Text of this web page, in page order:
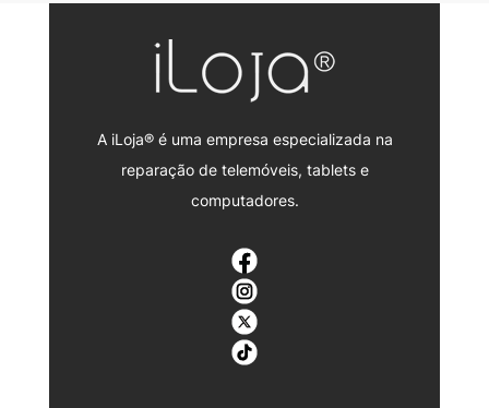
A iLoja® é uma empresa especializada na
reparação de telemóveis, tablets e
computadores.